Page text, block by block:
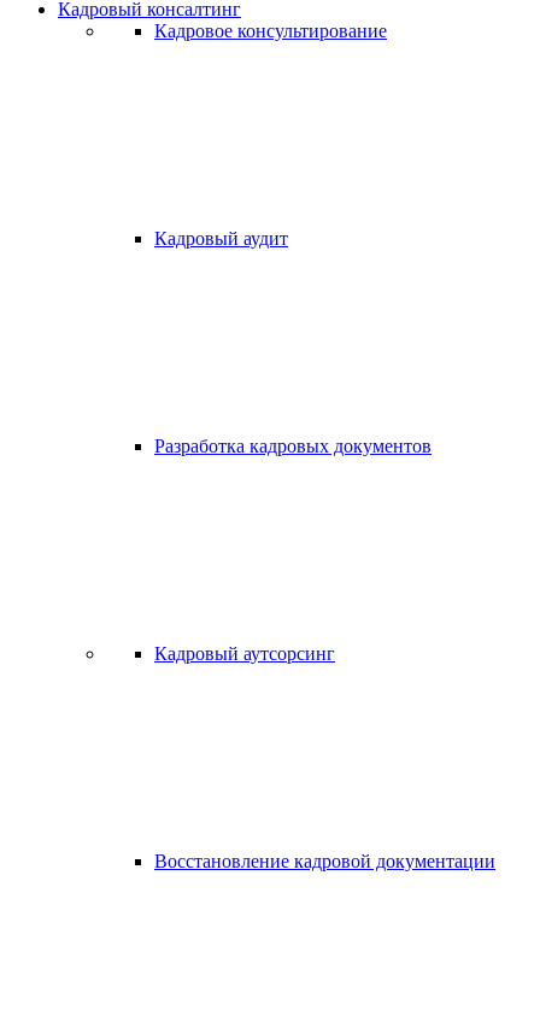
Кадровый консалтинг
Кадровое консультирование
Кадровый аудит
Разработка кадровых документов
Кадровый аутсорсинг
Восстановление кадровой документации